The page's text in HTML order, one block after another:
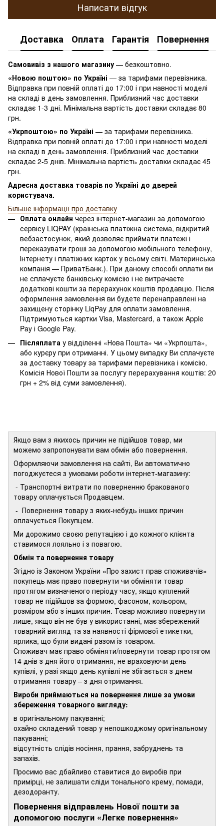
Написати відгук
Доставка Оплата Гарантія Повернення
Самовивіз з нашого магазину — безкоштовно.
«Новою поштою» по Україні — за тарифами перевізника.
Відправка при повній оплаті до 17:00 і при навності моделі
на складі в день замовлення. Приблизний час доставки
складає 1-3 дні. Мінімальна вартість доставки складає 80
грн.
«Укрпоштою» по Україні — за тарифами перевізника.
Відправка при повній оплаті до 17:00 і при навності моделі
на складі в день замовлення. Приблизний час доставки
складає 2-5 днів. Мінімальна вартість доставки складає 45
грн.
Адресна доставка товарів по Україні до дверей
користувача.
Більше інформації про доставку
Оплата онлайн через інтернет-магазин за допомогою
сервісу LIQPAY (країнська платіжна система, відкритий
вебзастосунок, який дозволяє приймати платежі і
переказувати гроші за допомогою мобільного телефону,
Інтернету і платіжних карток у всьому світі. Материнська
компанія — ПриватБанк.). При даному способі оплати ви
не сплачуєте банківську комісію і не витрачаєте
додаткові кошти за перерахунок коштів продавцю. Після
оформлення замовлення ви будете перенаправлені на
захищену сторінку LiqPay для оплати замовлення.
Підтримуються картки Visa, Mastercard, а також Apple
Pay і Google Pay.
Післяплата у відділенні «Нова Пошта» чи «Укрпошта»,
або курєру при отриманні. У цьому випадку Ви сплачуєте
за доставку товару за тарифами перевізника і комісію.
Комісія Нової Пошти за послугу перерахування коштів: 20
грн + 2% від суми замовлення).
Якщо вам з якихось причин не підійшов товар, ми
можемо запропонувати вам обмін або повернення.
Оформляючи замовлення на сайті, Ви автоматично
погоджуєтеся з умовами роботи інтернет-магазину:
- Транспортні витрати по поверненню бракованого
товару оплачується Продавцем.
- Повернення товару з яких-небудь інших причин
оплачується Покупцем.
Ми дорожимо своєю репутацією і до кожного клієнта
ставимося лояльно і з повагою.
Обмін та повернення товару
Згідно із Законом України «Про захист прав споживачів»
покупець має право повернути чи обміняти товар
протягом визначеного періоду часу, якщо куплений
товар не підійшов за формою, фасоном, кольором,
розміром або з інших причин. Товар можливо повернути
лише, якщо він не був у використанні, має збережений
товарний вигляд та за наявності фірмової етикетки,
ярлика, що були видані разом із товаром.
Споживач має право обміняти/повернути товар протягом
14 днів з дня його отримання, не враховуючи день
купівлі, у разі якщо день купівлі не збігається з днем
отримання товару – з дня отримання.
Вироби приймаються на повернення лише за умови
збереження товарного вигляду:
в оригінальному пакуванні;
охайно складений товар у непошкоджому оригінальному
пакуванні;
відсутність слідів носіння, прання, забруднень та
запахів.
Просимо вас дбайливо ставитися до виробів при
примірці, не залишати сліди тонального крему, помади,
дезодоранту.
Повернення відправлень Нової пошти за
допомогою послуги «Легке повернення»